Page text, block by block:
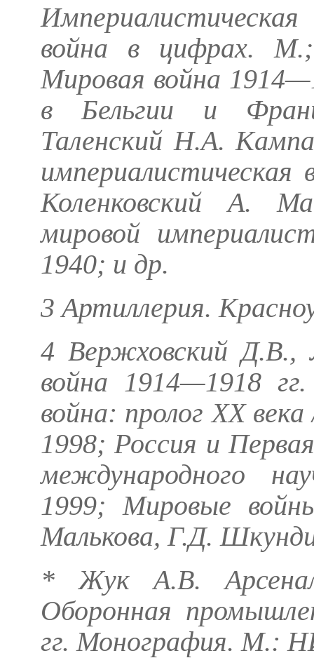
война в цифрах.
Мировая война
в Бельгии и
Таленский Н.А.
Коленковский А.
мировой
1940; и др.
3 Артиллерия.
4 Вержховский Д.В.,
война 1914—1918
война: пролог ХХ
1998; Россия и
международного
1999; Мировые
Малькова, Г.Д.
* Жук А.В.
Оборонная
гг. Монография. М.: